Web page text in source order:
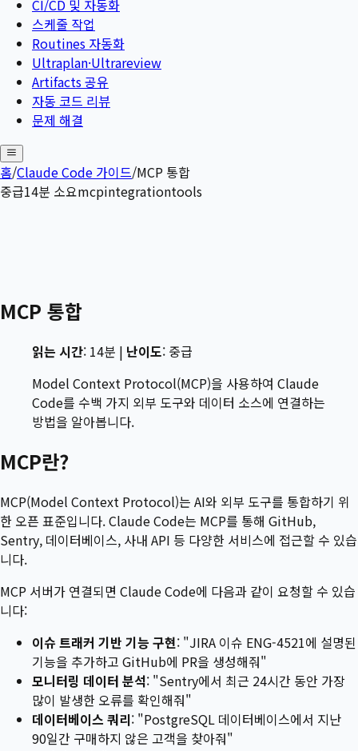
CI/CD 및 자동화
스케줄 작업
Routines 자동화
Ultraplan·Ultrareview
Artifacts 공유
자동 코드 리뷰
문제 해결
홈/Claude Code 가이드/MCP 통합
중급14분 소요mcpintegrationtools
MCP 통합
읽는 시간: 14분 | 난이도: 중급
Model Context Protocol(MCP)을 사용하여 Claude
Code를 수백 가지 외부 도구와 데이터 소스에 연결하는
방법을 알아봅니다.
MCP란?
MCP(Model Context Protocol)는 AI와 외부 도구를 통합하기 위
한 오픈 표준입니다. Claude Code는 MCP를 통해 GitHub,
Sentry, 데이터베이스, 사내 API 등 다양한 서비스에 접근할 수 있습
니다.
MCP 서버가 연결되면 Claude Code에 다음과 같이 요청할 수 있습
니다:
이슈 트래커 기반 기능 구현: "JIRA 이슈 ENG-4521에 설명된
기능을 추가하고 GitHub에 PR을 생성해줘"
모니터링 데이터 분석: "Sentry에서 최근 24시간 동안 가장
많이 발생한 오류를 확인해줘"
데이터베이스 쿼리: "PostgreSQL 데이터베이스에서 지난
90일간 구매하지 않은 고객을 찾아줘"